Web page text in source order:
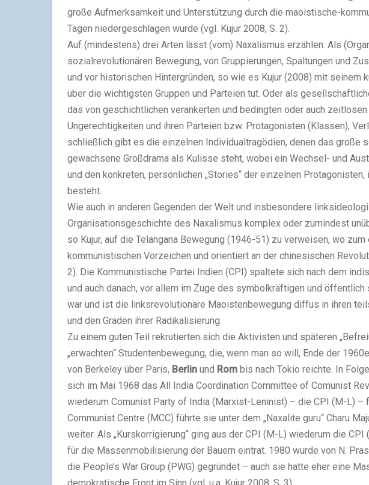
große Aufmerksamkeit und Unterstützung durch die maoistische-
Tagen niedergeschlagen wurde (vgl. Kujur 2008, S. 2).
Auf (mindestens) drei Arten lässt (vom) Naxalismus erzählen: Als
sozialrevolutionären Bewegung, von Gruppierungen, Spaltungen und
und vor historischen Hintergründen, so wie es Kujur (2008) mit seinem
über die wichtigsten Gruppen und Parteien tut. Oder als
das von geschichtlichen verankerten und bedingten oder auch zeitlosen
Ungerechtigkeiten und ihren Parteien bzw. Protagonisten (Klassen),
schließlich gibt es die einzelnen Individualtragödien, denen das große
gewachsene Großdrama als Kulisse steht, wobei ein Wechsel- und
und den konkreten, persönlichen „Stories“ der einzelnen
besteht.
Wie auch in anderen Gegenden der Welt und insbesondere
Organisationsgeschichte des Naxalismus komplex oder zumindest
so Kujur, auf die Telangana Bewegung (1946-51) zu verweisen, wo
kommunistischen Vorzeichen und orientiert an der chinesischen
2). Die Kommunistische Partei Indien (CPI) spaltete sich nach dem
und auch danach, vor allem im Zuge des symbolkräftigen und
war und ist die linksrevolutionäre Maoistenbewegung diffus in ihren
und den Graden ihrer Radikalisierung.
Zu einem guten Teil rekrutierten sich die Aktivisten und späteren
„erwachten“ Studentenbewegung, die, wenn man so will, Ende der
von Berkeley über Paris, Berlin und Rom bis nach Tokio reichte. In
sich im Mai 1968 das All India Coordination Committee of Comunist
wiederum Comunist Party of India (Marxist-Leninist) – die CPI (M-L) –
Communist Centre (MCC) führte sie unter dem „Naxalite guru“ Charu
weiter. Als „Kurskorrigierung“ ging aus der CPI (M-L) wiederum die
für die Massenmobilisierung der Bauern eintrat. 1980 wurde von N.
die People’s War Group (PWG) gegründet – auch sie hatte eher eine